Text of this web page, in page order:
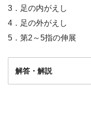
3．足の内がえし
4．足の外がえし
5．第2～5指の伸展
解答・解説